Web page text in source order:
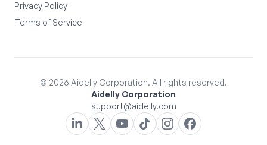
Privacy Policy
Terms of Service
© 2026 Aidelly Corporation. All rights reserved.
Aidelly Corporation
support@aidelly.com